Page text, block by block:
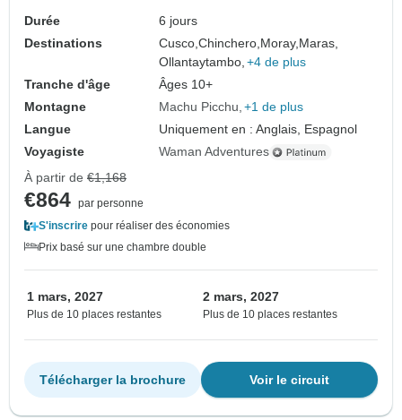
Durée
6 jours
Destinations
Cusco,Chinchero, Moray, Maras,
Ollantaytambo, +4 de plus
Tranche d'âge
Âges 10+
Montagne
Machu Picchu +1 de plus
Langue
Uniquement en : Anglais, Espagnol
Voyagiste
Waman Adventures
À partir de €1,168
€864 par personne
S'inscrire pour réaliser des économies
Prix basé sur une chambre double
1 mars, 2027
Plus de 10 places restantes
2 mars, 2027
Plus de 10 places restantes
Voir le circuit
Télécharger la brochure